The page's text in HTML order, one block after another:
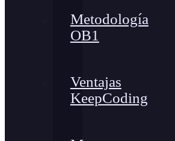
Metodología
OB1
Ventajas
KeepCoding